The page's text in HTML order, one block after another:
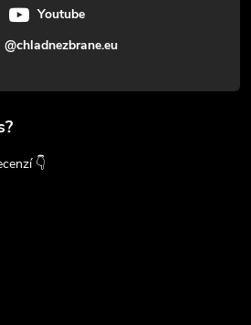
Youtube
@chladnezbrane.eu
👇